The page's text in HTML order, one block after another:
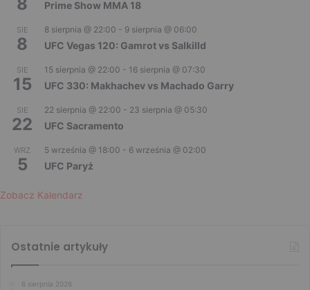
8 Prime Show MMA 18
SIE
8
8 sierpnia @ 22:00 - 9 sierpnia @ 06:00
UFC Vegas 120: Gamrot vs Salkilld
SIE
15
15 sierpnia @ 22:00 - 16 sierpnia @ 07:30
UFC 330: Makhachev vs Machado Garry
SIE
22
22 sierpnia @ 22:00 - 23 sierpnia @ 05:30
UFC Sacramento
WRZ
5
5 września @ 18:00 - 6 września @ 02:00
UFC Paryż
Zobacz Kalendarz
Ostatnie artykuły
6 sierpnia 2026